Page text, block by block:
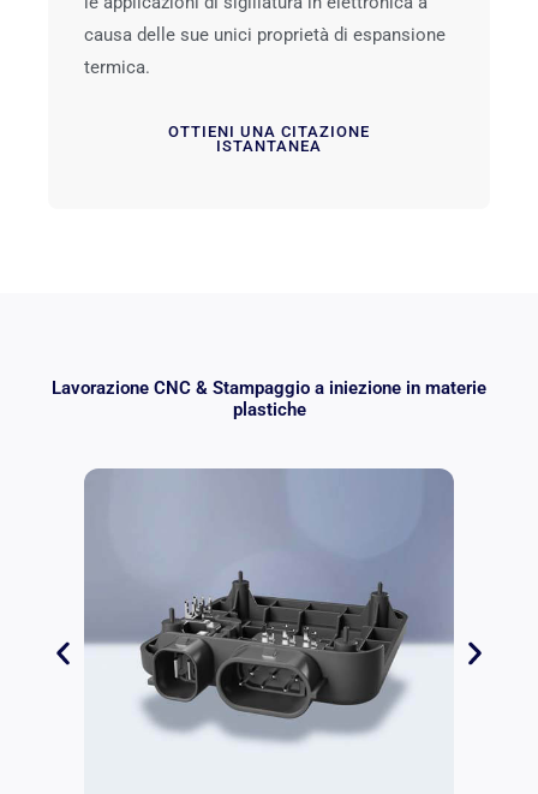
causa delle sue unici proprietà di espansione
termica.
OTTIENI UNA CITAZIONE
ISTANTANEA
Lavorazione CNC & Stampaggio a iniezione in materie
plastiche